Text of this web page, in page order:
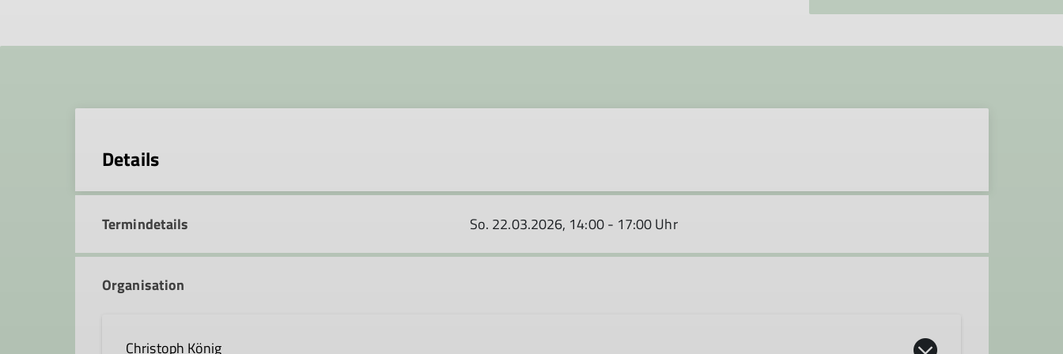
Details
Termindetails So. 22.03.2026, 14:00 - 17:00 Uhr
Organisation
Christoph König